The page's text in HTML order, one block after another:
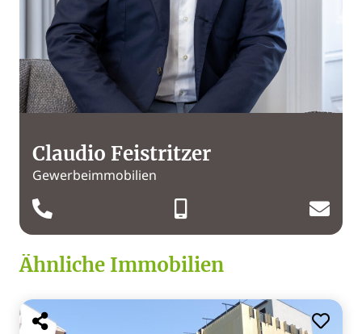
Claudio Feistritzer
Gewerbeimmobilien
Ähnliche Immobilien